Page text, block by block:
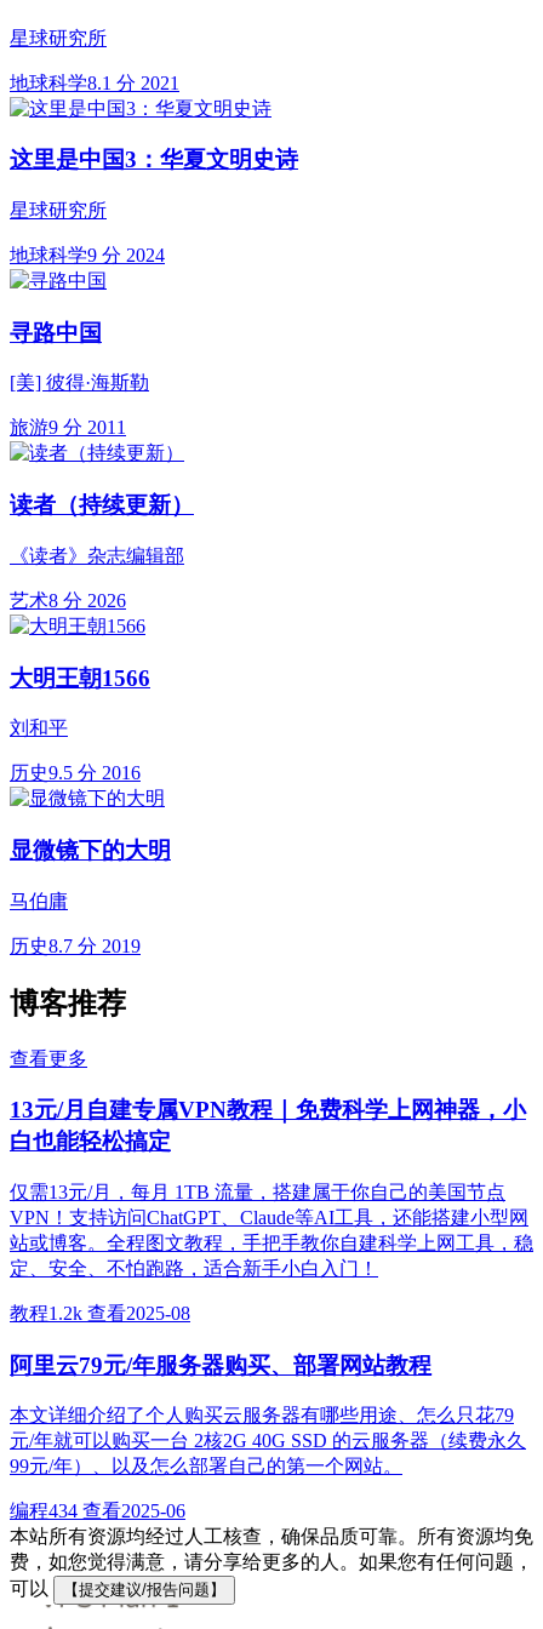
星球研究所
地球科学8.1 分 2021
这里是中国3：华夏文明史诗
星球研究所
地球科学9 分 2024
寻路中国
[美] 彼得·海斯勒
旅游9 分 2011
读者（持续更新）
《读者》杂志编辑部
艺术8 分 2026
大明王朝1566
刘和平
历史9.5 分 2016
显微镜下的大明
马伯庸
历史8.7 分 2019
博客推荐
查看更多
13元/月自建专属VPN教程｜免费科学上网神器，小
白也能轻松搞定
仅需13元/月，每月 1TB 流量，搭建属于你自己的美国节点
VPN！支持访问ChatGPT、Claude等AI工具，还能搭建小型网
站或博客。全程图文教程，手把手教你自建科学上网工具，稳
定、安全、不怕跑路，适合新手小白入门！
教程1.2k 查看2025-08
阿里云79元/年服务器购买、部署网站教程
本文详细介绍了个人购买云服务器有哪些用途、怎么只花79
元/年就可以购买一台 2核2G 40G SSD 的云服务器（续费永久
99元/年）、以及怎么部署自己的第一个网站。
编程434 查看2025-06
本站所有资源均经过人工核查，确保品质可靠。所有资源均免
费，如您觉得满意，请分享给更多的人。如果您有任何问题，
可以
【提交建议/报告问题】